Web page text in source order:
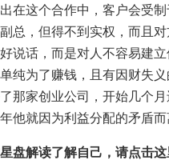
在这个合作中，客户会受
总，但得不到实权，而且
说话，而是对人不容易建立
纯为了赚钱，且有因财失义
那家创业公司，开始几个
他就因为利益分配的矛盾而
盘解读了解自己，请点击